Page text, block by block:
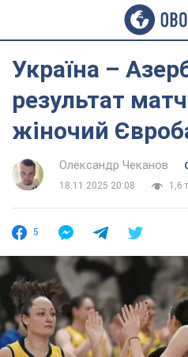
Україна –
результат
жіночий
Олександр Чеканов
18.11.2025 20:08
1,6
5